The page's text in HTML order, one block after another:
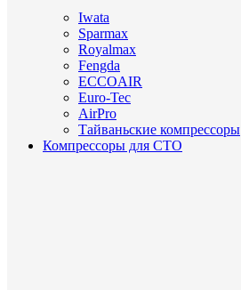
Iwata
Sparmax
Royalmax
Fengda
ECCOAIR
Euro-Tec
AirPro
Тайваньские компрессоры
Компрессоры для СТО